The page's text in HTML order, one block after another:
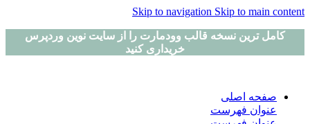
Skip to navigation Skip to main content
کامل ترین نسخه قالب وودمارت را از سایت نوین وردپرس
خریداری کنید
صفحه اصلی
عنوان فهرست